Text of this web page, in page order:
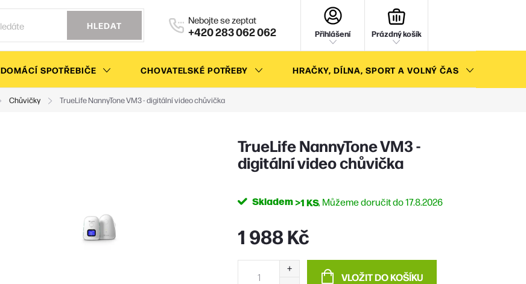
HLEDAT +420 283 062 062 Přihlášení Prázdný košík
DOMÁCÍ SPOTŘEBIČE CHOVATELSKÉ POTŘEBY HRAČKY, DÍLNA, SPORT A VOLNÝ ČAS
Chůvičky TrueLife NannyTone VM3 - digitální video chůvička
TrueLife NannyTone VM3 -
digitální video chůvička
Skladem>1 KS 17.8.2026
1 988 Kč
VLOŽIT DO KOŠÍKU